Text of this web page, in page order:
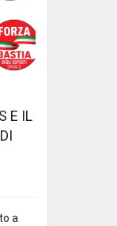
E IL
a